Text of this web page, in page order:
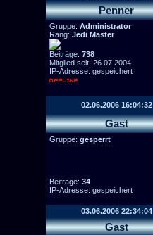
Penner
Gruppe: Administrator
Rang: Jedi Master
Beiträge: 738
Mitglied seit: 26.07.2004
IP-Adresse: gespeichert
02.06.2006 16:04:32
Gast
Gruppe: gesperrt
Beiträge: 34
IP-Adresse: gespeichert
03.06.2006 22:34:04
Gast